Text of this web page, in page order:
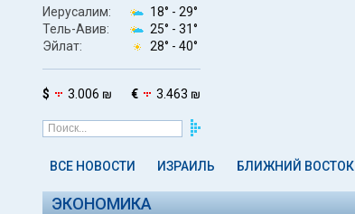
Иерусалим: 18° - 29°
Тель-Авив:
25° - 31°
Эйлат:
28° - 40°
$ 3.006 ₪ € 3.463 ₪
ВСЕ НОВОСТИ ИЗРАИЛЬ БЛИЖНИЙ ВОСТОК
ЭКОНОМИКА